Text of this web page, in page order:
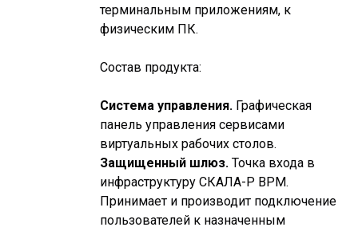
терминальным приложениям, к
физическим ПК.
Состав продукта:
Система управления. Графическая
панель управления сервисами
виртуальных рабочих столов.
Защищенный шлюз. Точка входа в
инфраструктуру СКАЛА-Р ВРМ.
Принимает и производит подключение
пользователей к назначенным